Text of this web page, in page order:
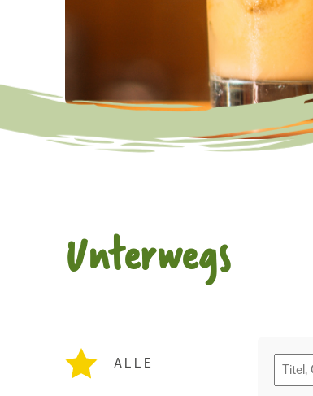
Unterwegs
ALLE